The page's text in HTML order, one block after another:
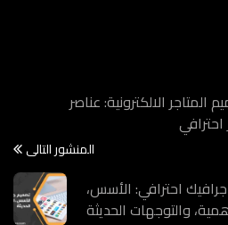
الالكترونية: عناصر
المنشور التالى
احترافي: الأسس،
والتوجهات الحديثة